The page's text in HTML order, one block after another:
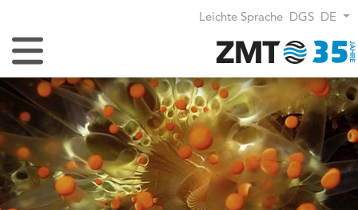
Leichte Sprache DGS DE
Navigation umschalten